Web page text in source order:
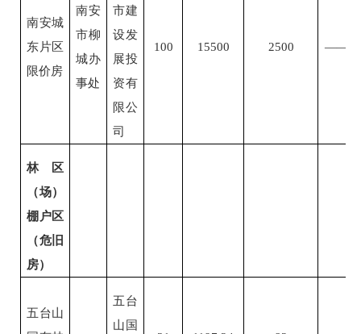
南安城
东片区
限价房
南安
市柳
城办
事处
市建
设发
展投
资有
限公
司
100 15500 2500 ——
林区
（场）
棚户区
（危旧
房）
五台山
五台
山国